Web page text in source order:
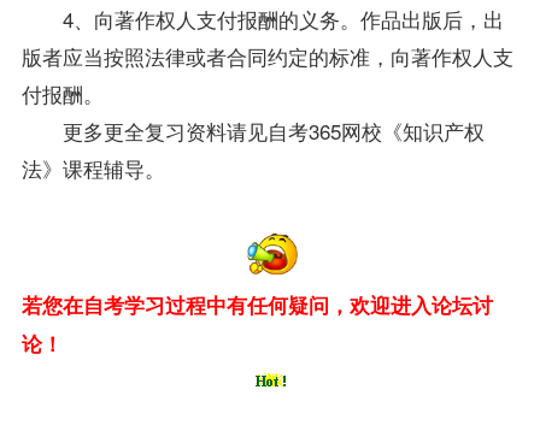
4、向著作权人支付报酬的义务。作品出版后，出
版者应当按照法律或者合同约定的标准，向著作权人支
付报酬。
更多更全复习资料请见自考365网校《知识产权
法》课程辅导。
若您在自考学习过程中有任何疑问，欢迎进入论坛讨
论！